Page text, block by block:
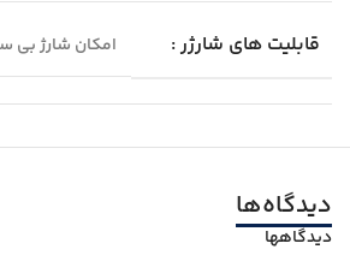
قابلیت‌ های شارژر : امکان شارژ بی‎ سیم
دیدگاه‌ها
دیدگاهها